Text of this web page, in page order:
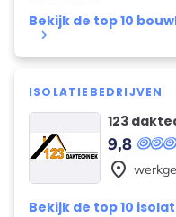
Bekijk de top 10
keyboard_arrow_right
ISOLATIEBEDRIJVEN
123
9,8
Bekijk de top 10
place